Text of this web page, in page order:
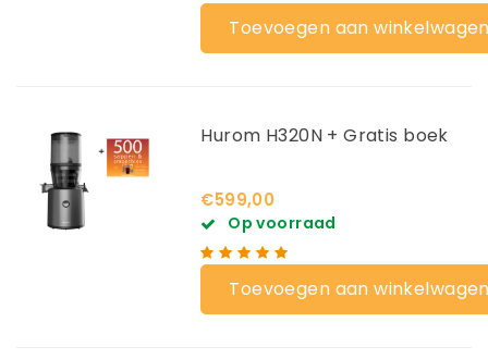
Toevoegen aan
Hurom H320N + Gratis boek
€599,00
Op voorraad
Toevoegen aan